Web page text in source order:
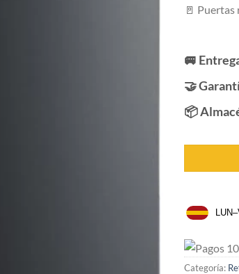
🚪
🚐
🤝
📦
Categoría: